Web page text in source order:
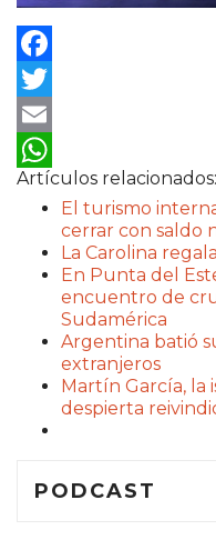
Facebook
Twitter
Email
WhatsApp
Artículos relacionados:
El turismo
cerrar con saldo
La Carolina
En Punta del
encuentro de
Sudamérica
Argentina batió
extranjeros
Martín García, la
despierta
PODCAST